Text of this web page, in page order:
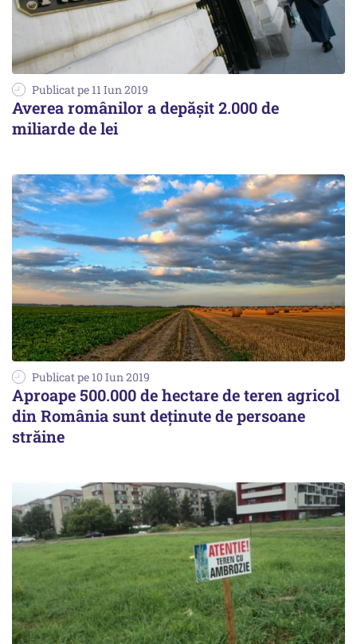
Publicat pe 11 Iun 2019
Averea românilor a depășit 2.000 de
miliarde de lei
Publicat pe 10 Iun 2019
Aproape 500.000 de hectare de teren agricol
din România sunt deținute de persoane
străine